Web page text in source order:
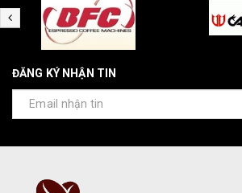
ĐĂNG KÝ NHẬN TIN